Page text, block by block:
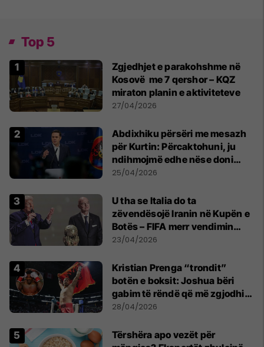
Top 5
Zgjedhjet e parakohshme në
Kosovë me 7 qershor – KQZ
miraton planin e aktiviteteve
27/04/2026
Abdixhiku përsëri me mesazh
për Kurtin: Përcaktohuni, ju
ndihmojmë edhe nëse doni
marrëveshje me PDK-në
25/04/2026
U tha se Italia do ta
zëvendësojë Iranin në Kupën e
Botës – FIFA merr vendimin
përfundimtar
23/04/2026
Kristian Prenga “trondit”
botën e boksit: Joshua bëri
gabim të rëndë që më zgjodhi
mua si kundërshtar
28/04/2026
Tërshëra apo vezët për